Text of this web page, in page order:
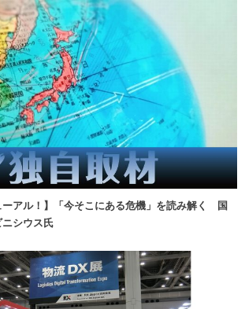
ーアル！】「今そこにある危機」を読み解く 国
シウス氏